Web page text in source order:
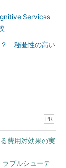
Services
？ 秘匿性の高い
PR
費用対効果の実
ブルシューテ